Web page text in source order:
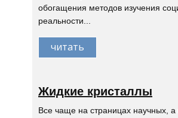
обогащения методов изучения
реальности...
читать
Жидкие кристаллы
Все чаще на страницах научных,